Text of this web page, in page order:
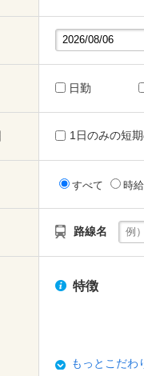
日勤
1日のみの短
すべて 時
路線名
特徴
もっとこだわ